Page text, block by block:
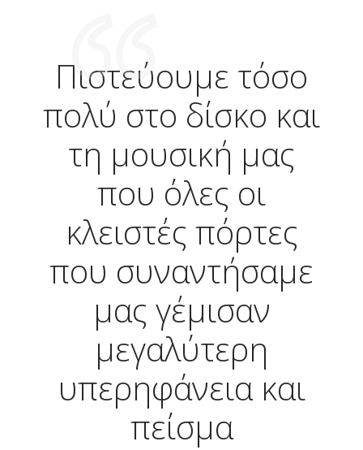
Πιστεύουμε τόσο
πολύ στο δίσκο και
τη μουσική μας
που όλες οι
κλειστές πόρτες
που συναντήσαμε
μας γέμισαν
μεγαλύτερη
υπερηφάνεια και
πείσμα